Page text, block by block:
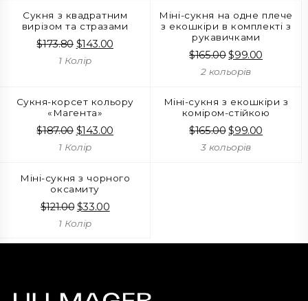
Сукня з квадратним
вирізом та стразами
$173.80 Оригінальна
ціна:
$173.80.
$143.00
1 Колір
Міні-сукня на одне плече
з екошкіри в комплекті з
рукавичками
$165.00 Оригінальна
ціна:
$165.00.
$99.00
2 кольорів
Сукня-корсет кольору
«Магента»
$187.00 Оригінальна
ціна:
$187.00.
$143.00
1 Колір
Міні-сукня з екошкіри з
коміром-стійкою
$165.00 Оригінальна
ціна:
$165.00.
$99.00
3 кольорів
Міні-сукня з чорного
оксамиту
$121.00 Оригінальна
ціна:
$121.00.
$33.00
1 Колір